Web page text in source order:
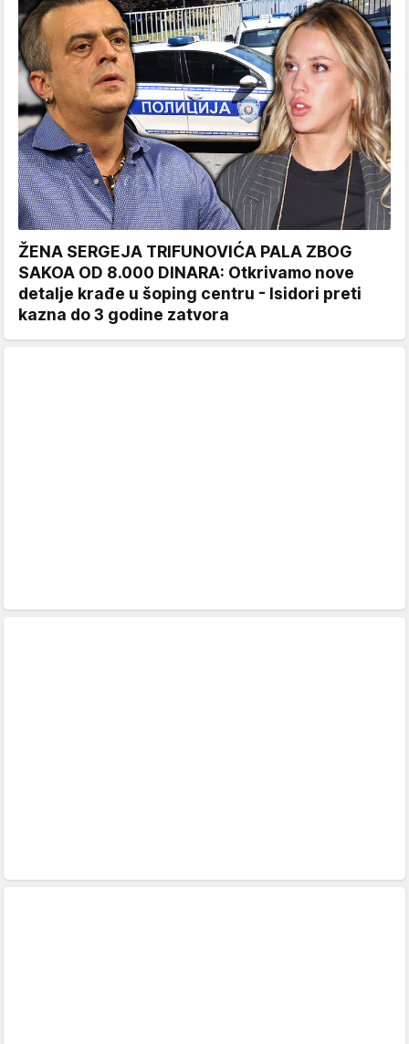
ŽENA SERGEJA TRIFUNOVIĆA PALA ZBOG
SAKOA OD 8.000 DINARA: Otkrivamo nove
detalje krađe u šoping centru - Isidori preti
kazna do 3 godine zatvora